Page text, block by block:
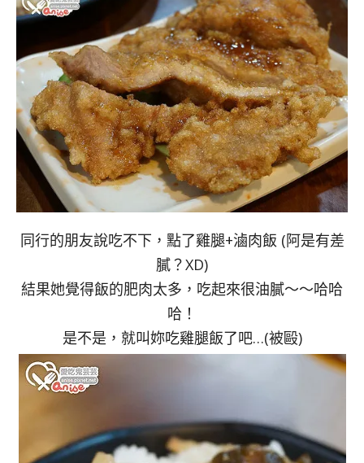
同行的朋友說吃不下，點了雞腿+滷肉飯 (阿是有差
膩？XD)
結果她覺得飯的肥肉太多，吃起來很油膩～～哈哈
哈！
是不是，就叫妳吃雞腿飯了吧…(被毆)